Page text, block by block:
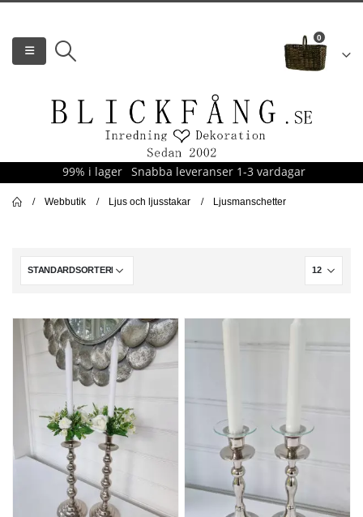
0
99% i lager Snabba leveranser 1-3 vardagar
Webbutik Ljus och ljusstakar Ljusmanschetter